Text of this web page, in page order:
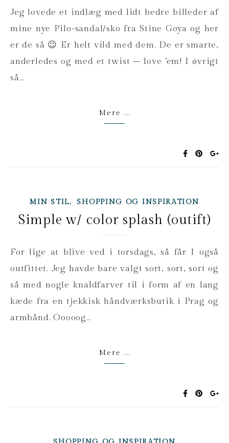
Jeg lovede et indlæg med lidt bedre billeder af
mine nye Pilo-sandal/sko fra Stine Goya og her
er de så 😉 Er helt vild med dem. De er smarte,
anderledes og med et twist – love ’em! I øvrigt
så…
Mere ...
MIN STIL,SHOPPING OG INSPIRATION
Simple w/ color splash (outift)
For lige at blive ved i torsdags, så får I også
outfittet. Jeg havde bare valgt sort, sort, sort og
så med nogle knaldfarver til i form af en lang
kæde fra en tjekkisk håndværksbutik i Prag og
armbånd. Ooooog…
Mere ...